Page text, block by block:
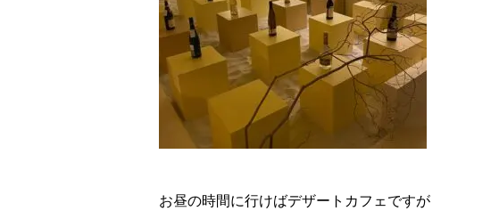
お昼の時間に行けばデザートカフェですが